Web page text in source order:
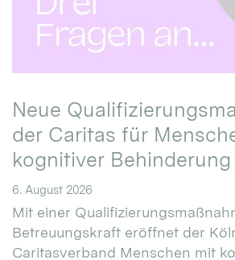
Neue
der Caritas für
kognitiver Behinderung
6. August 2026
Mit einer
Betreuungskraft eröffnet der
Caritasverband Menschen mit